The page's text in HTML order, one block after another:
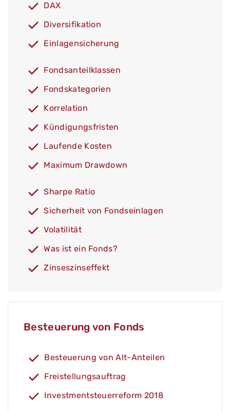
DAX
Diversifikation
Einlagensicherung
Fondsanteilklassen
Fondskategorien
Korrelation
Kündigungsfristen
Laufende Kosten
Maximum Drawdown
Sharpe Ratio
Sicherheit von Fondseinlagen
Volatilität
Was ist ein Fonds?
Zinseszinseffekt
Besteuerung von Fonds
Besteuerung von Alt-Anteilen
Freistellungsauftrag
Investmentsteuerreform 2018